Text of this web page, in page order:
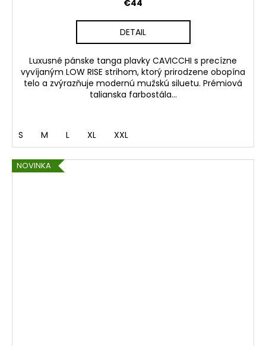
€44
DETAIL
Luxusné pánske tanga plavky CAVICCHI s precízne
vyvíjaným LOW RISE strihom, ktorý prirodzene obopína
telo a zvýrazňuje modernú mužskú siluetu. Prémiová
talianska farbostála...
S M L XL XXL
NOVINKA